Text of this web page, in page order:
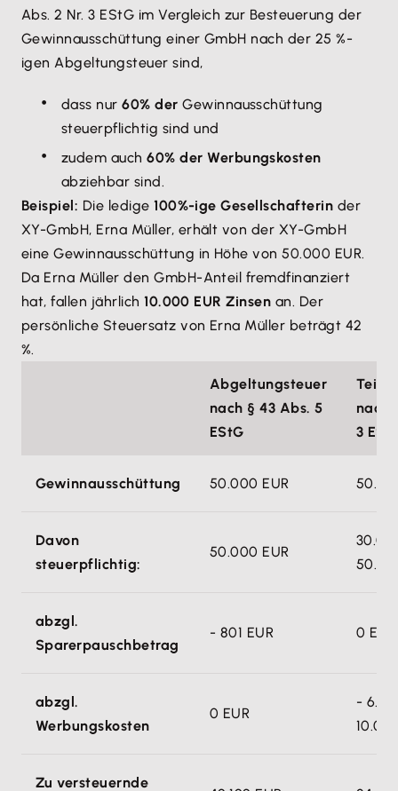
Abs. 2 Nr. 3 EStG im Vergleich zur Besteuerung der
Gewinnausschüttung einer GmbH nach der 25 %-
igen Abgeltungsteuer sind,
dass nur60% derGewinnausschüttung
steuerpflichtig sind und
zudem auch60% der Werbungskosten
abziehbar sind.
Beispiel: Die ledige100%-ige Gesellschafterin der
XY-GmbH, Erna Müller, erhält von der XY-GmbH
eine Gewinnausschüttung in Höhe von 50.000 EUR.
Da Erna Müller den GmbH-Anteil fremdfinanziert
hat, fallen jährlich10.000 EUR Zinsen an. Der
persönliche Steuersatz von Erna Müller beträgt 42
%.
Abgeltungsteuer
nach § 43 Abs. 5
EStG
nach
3
Gewinnausschüttung 50.000 EUR
Davon
steuerpflichtig:
50.000 EUR
abzgl.
Sparerpauschbetrag
- 801 EUR 0 EUR
abzgl.
Werbungskosten
0 EUR
-
Zu versteuernde